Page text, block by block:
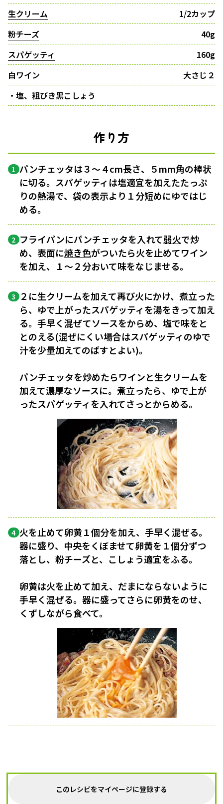
生クリーム
1/2カップ
粉チーズ
40g
スパゲッティ
160g
白ワイン
大さじ２
・塩、粗びき黒こしょう
作り方
1 パンチェッタは３〜４cm長さ、５mm角の棒状
に切る。スパゲッティは塩適宜を加えたたっぷ
りの熱湯で、袋の表示より１分短めにゆではじ
める。
2 フライパンにパンチェッタを入れて弱火で炒
め、表面に焼き色がついたら火を止めてワイン
を加え、１〜２分おいて味をなじませる。
3 ２に生クリームを加えて再び火にかけ、煮立った
ら、ゆで上がったスパゲッティを湯をきって加え
る。手早く混ぜてソースをからめ、塩で味をと
とのえる(混ぜにくい場合はスパゲッティのゆで
汁を少量加えてのばすとよい)。
パンチェッタを炒めたらワインと生クリームを
加えて濃厚なソースに。煮立ったら、ゆで上が
ったスパゲッティを入れてさっとからめる。
4 火を止めて卵黄１個分を加え、手早く混ぜる。
器に盛り、中央をくぼませて卵黄を１個分ずつ
落とし、粉チーズと、こしょう適宜をふる。
卵黄は火を止めて加え、だまにならないように
手早く混ぜる。器に盛ってさらに卵黄をのせ、
くずしながら食べて。
このレシピをマイページに登録する